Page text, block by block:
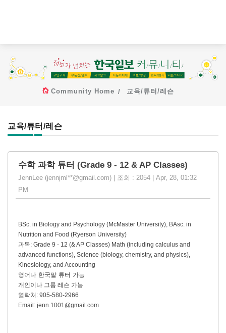
Community Home 교육/튜터/레슨
교육/튜터/레슨
수학 과학 튜터 (Grade 9 - 12 & AP Classes)
JennLee (jennjml**@gmail.com) | 조회 : 2054 | Apr, 28, 01:32
PM
BSc. in Biology and Psychology (McMaster University), BAsc. in
Nutrition and Food (Ryerson University)
과목: Grade 9 - 12 (& AP Classes) Math (including calculus and
advanced functions), Science (biology, chemistry, and physics),
Kinesiology, and Accounting
영어나 한국말 튜터 가능
개인이나 그룹 레슨 가능
열락처: 905-580-2966
Email: jenn.1001@gmail.com